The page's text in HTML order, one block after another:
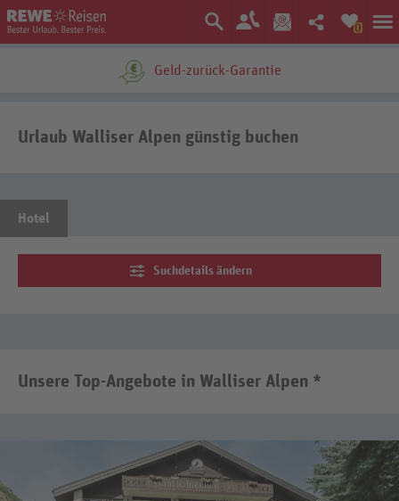
0
Geld-zurück-Garantie
Urlaub Walliser Alpen günstig buchen
Hotel
Suchdetails ändern
Unsere Top-Angebote in Walliser Alpen *